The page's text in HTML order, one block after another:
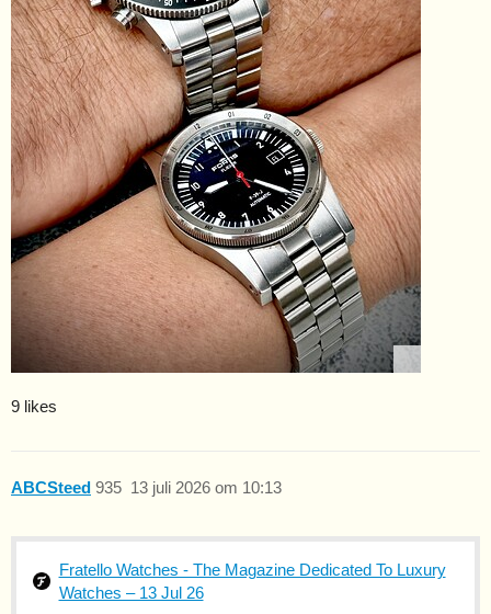
9 likes
ABCSteed 13 juli 2026 om 10:13
935
Fratello Watches - The Magazine Dedicated To Luxury
Watches – 13 Jul 26